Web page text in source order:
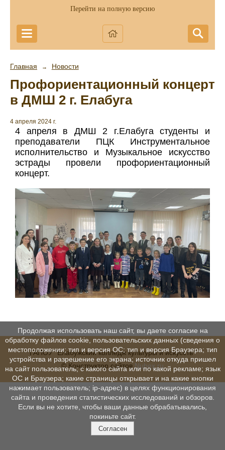
Перейти на полную версию
Главная → Новости
Профориентационный концерт
в ДМШ 2 г. Елабуга
4 апреля 2024 г.
4 апреля в ДМШ 2 г.Елабуга студенты и
преподаватели ПЦК Инструментальное
исполнительство и Музыкальное искусство
эстрады провели профориентационный
концерт.
ГАПОУ "Елабужский колледж культуры и искусств"
© Конструктор сайтовNubex.ru
Продолжая использовать наш сайт, вы даете согласие на
обработку файлов cookie, пользовательских данных (сведения о
местоположении; тип и версия ОС; тип и версия Браузера; тип
устройства и разрешение его экрана; источник откуда пришел
на сайт пользователь; с какого сайта или по какой рекламе; язык
ОС и Браузера; какие страницы открывает и на какие кнопки
нажимает пользователь; ip-адрес) в целях функционирования
сайта и проведения статистических исследований и обзоров.
Если вы не хотите, чтобы ваши данные обрабатывались,
покиньте сайт.
Согласен